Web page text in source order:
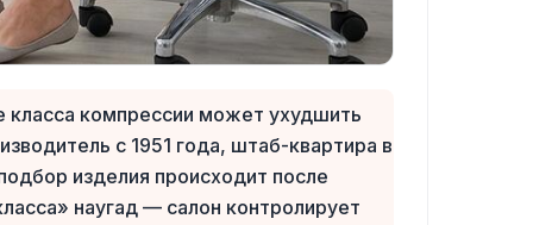
компрессии может ухудшить
с 1951 года, штаб-квартира в
изделия происходит после
наугад — салон контролирует